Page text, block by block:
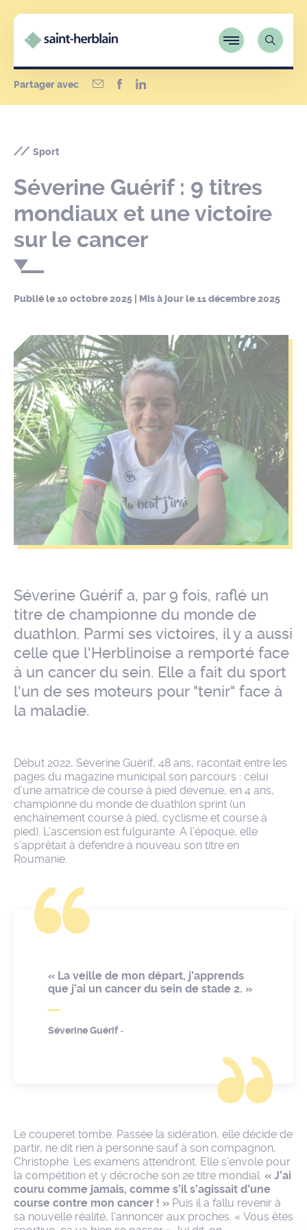
Partager avec
Sport
Séverine Guérif : 9 titres
mondiaux et une victoire
sur le cancer
Publié le10 octobre 2025 | Mis à jour le11 décembre 2025
Séverine Guérif a, par 9 fois, raflé un
titre de championne du monde de
duathlon. Parmi ses victoires, il y a aussi
celle que l'Herblinoise a remporté face
à un cancer du sein. Elle a fait du sport
l'un de ses moteurs pour "tenir" face à
la maladie.
Début 2022, Séverine Guérif, 48 ans, racontait entre les
pages du magazine municipal son parcours : celui
d’une amatrice de course à pied devenue, en 4 ans,
championne du monde de duathlon sprint (un
enchaînement course à pied, cyclisme et course à
pied). L’ascension est fulgurante. A l’époque, elle
s’apprêtait à défendre à nouveau son titre en
Roumanie.
« La veille de mon départ, j’apprends
que j’ai un cancer du sein de stade 2. »
Séverine Guérif-
Le couperet tombe. Passée la sidération, elle décide de
partir, ne dit rien à personne sauf à son compagnon,
Christophe. Les examens attendront. Elle s’envole pour
la compétition et y décroche son 2e titre mondial. « J’ai
couru comme jamais, comme s’il s’agissait d’une
course contre mon cancer ! » Puis il a fallu revenir à
sa nouvelle réalité, l’annoncer aux proches. « Vous êtes